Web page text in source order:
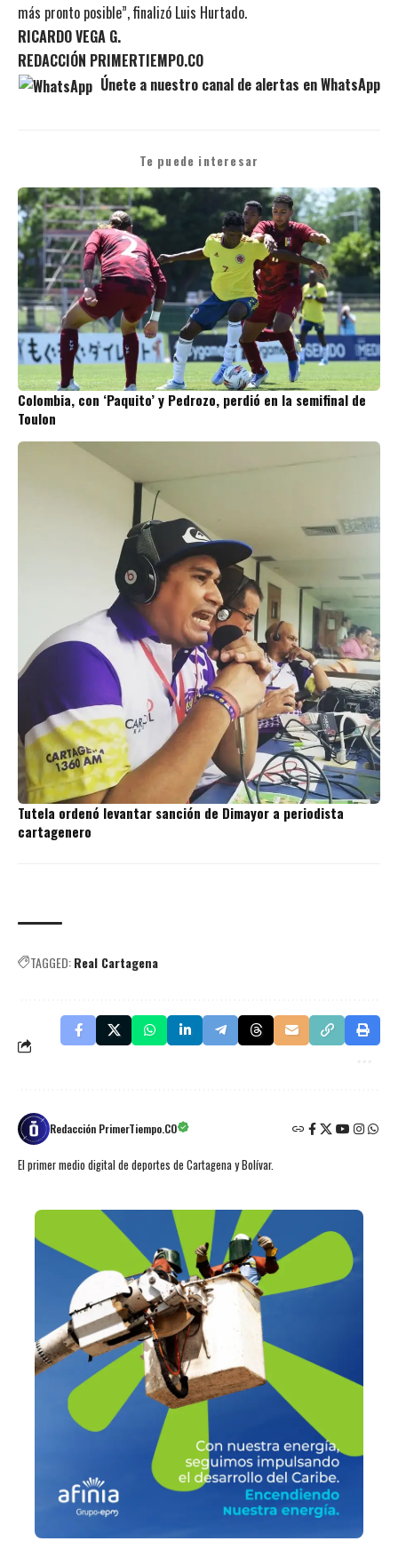
más pronto posible”, finalizó Luis Hurtado.
RICARDO VEGA G.
REDACCIÓN PRIMERTIEMPO.CO
Únete a nuestro canal de alertas en WhatsApp
Te puede interesar
Colombia, con ‘Paquito’ y Pedrozo, perdió en la semifinal de
Toulon
Tutela ordenó levantar sanción de Dimayor a periodista
cartagenero
TAGGED:Real Cartagena
Redacción PrimerTiempo.CO
El primer medio digital de deportes de Cartagena y Bolívar.